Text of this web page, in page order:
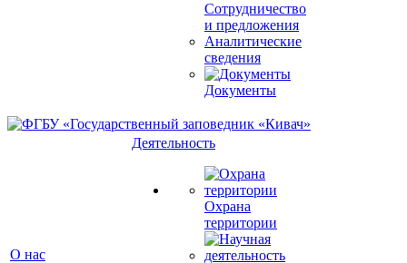
Сотрудничество
и предложения
Аналитические
сведения
Документы
О нас
Деятельность
Охрана
территории